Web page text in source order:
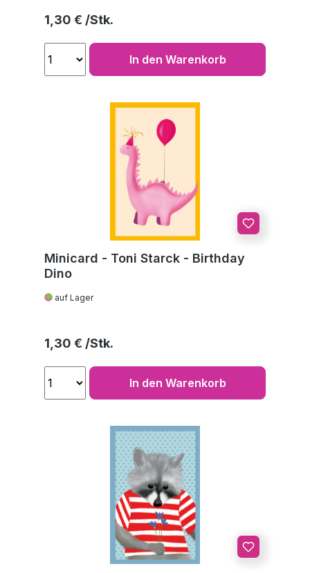
Regulärer Preis:
1,30 €
In den Warenkorb
Minicard - Toni Starck - Birthday
Dino
auf Lager
Regulärer Preis:
1,30 €
In den Warenkorb